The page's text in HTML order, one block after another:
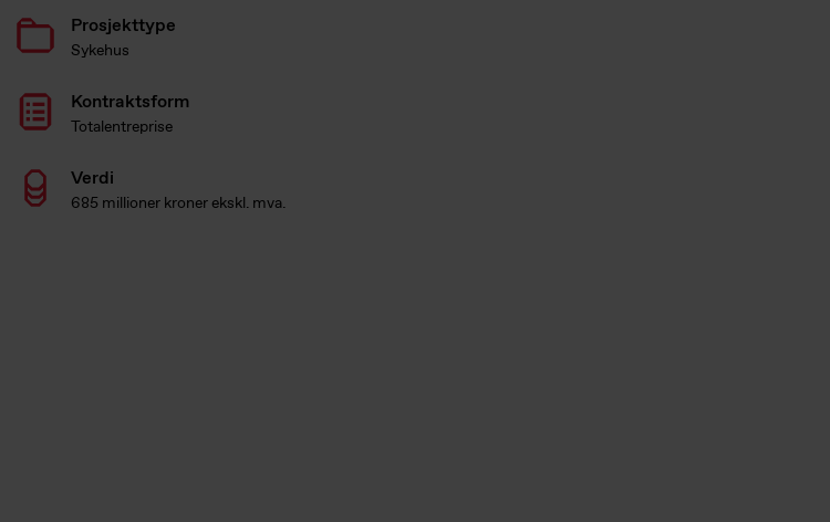
Prosjekttype
Sykehus
Kontraktsform
Totalentreprise
Verdi
685 millioner kroner ekskl. mva.